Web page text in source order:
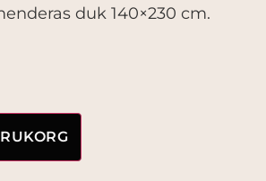
duk 140×230 cm.